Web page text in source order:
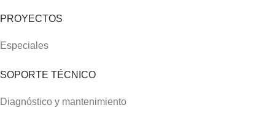
PROYECTOS
Especiales
SOPORTE TÉCNICO
Diagnóstico y mantenimiento